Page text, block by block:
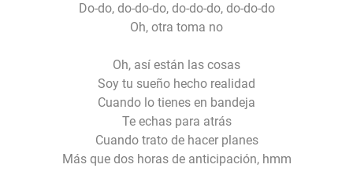
Do-do, do-do-do, do-do-do, do-do-do
Oh, otra toma no
Oh, así están las cosas
Soy tu sueño hecho realidad
Cuando lo tienes en bandeja
Te echas para atrás
Cuando trato de hacer planes
Más que dos horas de anticipación, hmm